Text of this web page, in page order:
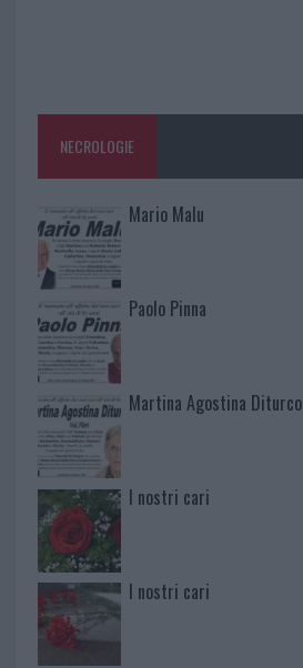
NECROLOGIE
Mario Malu
Paolo Pinna
Martina Agostina Diturco
I nostri cari
I nostri cari